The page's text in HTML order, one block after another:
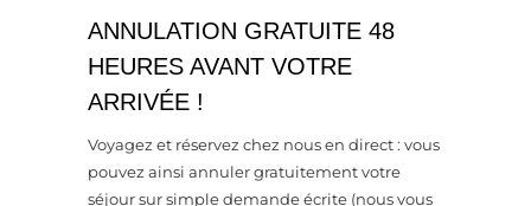
ANNULATION GRATUITE 48
HEURES AVANT VOTRE
ARRIVÉE !
Voyagez et réservez chez nous en direct : vous
pouvez ainsi annuler gratuitement votre
séjour sur simple demande écrite (nous vous